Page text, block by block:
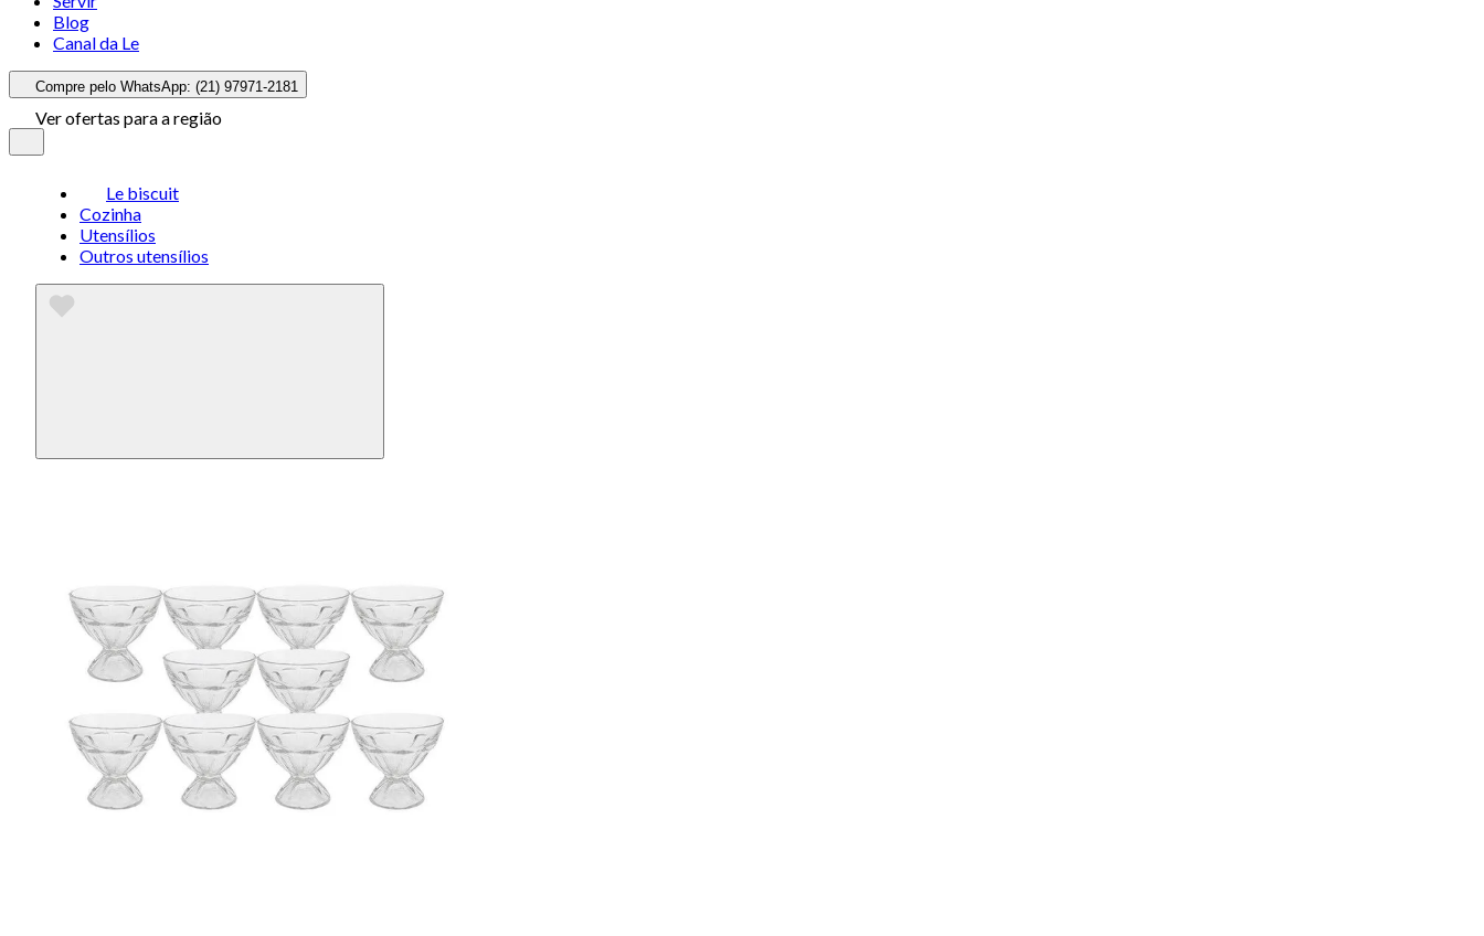
Blog
Canal da Le
Compre pelo WhatsApp: (21) 97971-2181
Ver ofertas para a região
Le biscuit
Cozinha
Utensílios
Outros utensílios